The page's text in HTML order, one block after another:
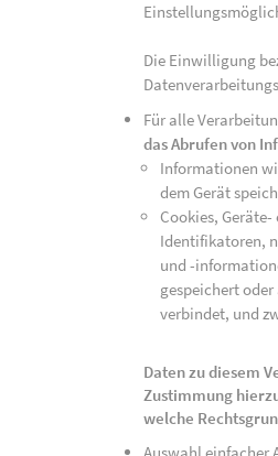
Die Einwilligung
Für alle
das Abrufen von
Informationen
dem Gerät
Cookies,
Identifikatoren,
und -
gespeichert oder
verbindet, und
Daten zu diesem
Zustimmung
welche